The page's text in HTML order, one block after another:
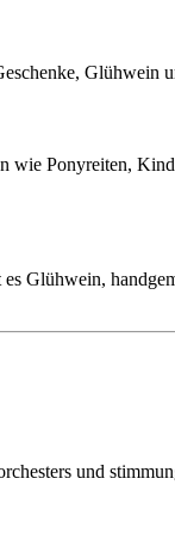
Glühwein
wie Ponyreiten,
es Glühwein,
und